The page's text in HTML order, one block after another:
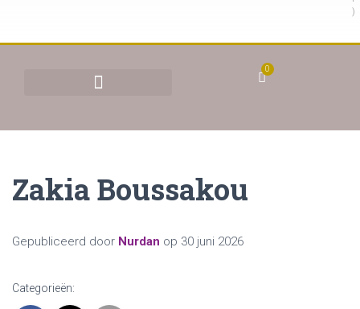
)
0
Zakia Boussakou
Gepubliceerd door Nurdan op 30 juni 2026
Categorieën: